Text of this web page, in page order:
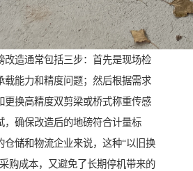
改造通常包括三步：首先是现场检
载能力和精度问题；然后根据需求
更换高精度双剪梁或桥式称重传感
，确保改造后的地磅符合计量标
仓储和物流企业来说，这种“以旧换
购成本，又避免了长期停机带来的